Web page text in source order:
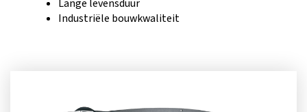
Lange levensduur
Industriële bouwkwaliteit